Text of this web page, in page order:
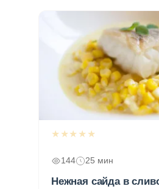
★★★★★
144 25 мин
Нежная сайда в